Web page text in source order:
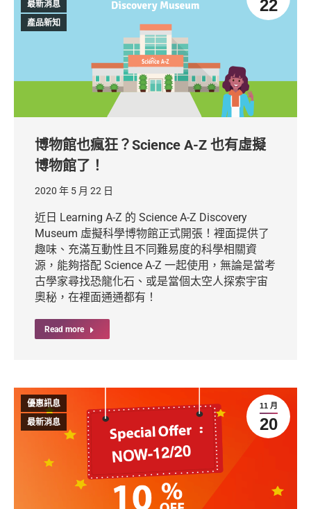
22
最新消息
產品新知
博物館也瘋狂？Science A-Z 也有虛擬
博物館了！
2020 年 5 月 22 日
近日 Learning A-Z 的 Science A-Z Discovery
Museum 虛擬科學博物館正式開張！裡面提供了
趣味、充滿互動性且不同難易度的科學相關資
源，能夠搭配 Science A-Z 一起使用，無論是當考
古學家尋找恐龍化石、或是當個太空人探索宇宙
奧秘，在裡面通通都有！
Read more
11 月
20
優惠訊息
最新消息